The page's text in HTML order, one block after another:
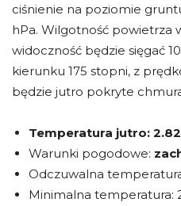
ciśnienie na poziomie
hPa. Wilgotność powietrza
widoczność będzie sięgać
kierunku 175 stopni, z
będzie jutro pokryte
Temperatura jutro:
Warunki pogodowe:
Odczuwalna
Minimalna temperatura: